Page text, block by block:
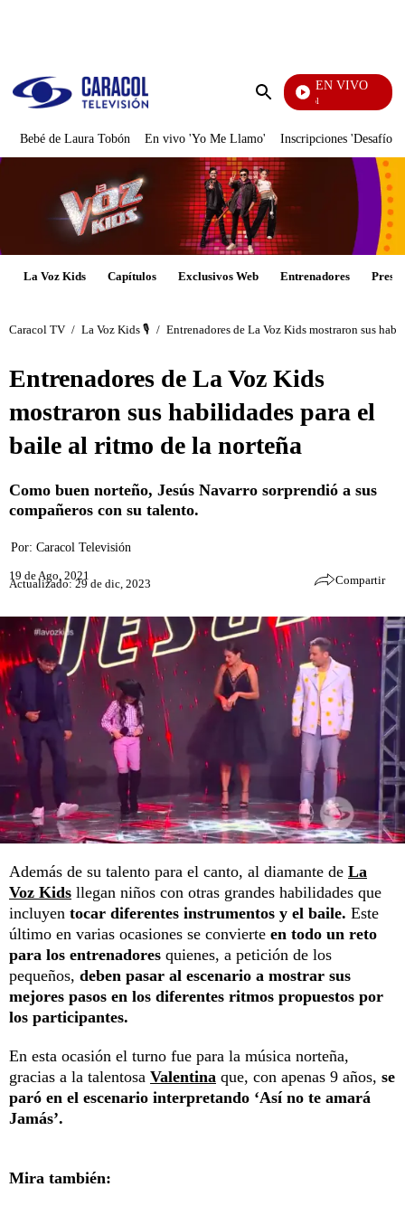
Enviar
EN VIVO
Noticias Caracol
Bebé de Laura Tobón En vivo 'Yo Me Llamo' Inscripciones 'Desafío'
La Voz Kids Capítulos Exclusivos Web Entrenadores
Caracol TV / La Voz Kids 🎙️ / Entrenadores de La Voz Kids mostraron sus
Entrenadores de La Voz Kids
mostraron sus habilidades para el
baile al ritmo de la norteña
Como buen norteño, Jesús Navarro sorprendió a sus
compañeros con su talento.
Por: Caracol Televisión
19 de Ago, 2021
Actualizado: 29 de dic, 2023 Compartir
Además de su talento para el canto, al diamante de La
Voz Kids llegan niños con otras grandes habilidades que
incluyen tocar diferentes instrumentos y el baile. Este
último en varias ocasiones se convierte en todo un reto
para los entrenadores quienes, a petición de los
pequeños, deben pasar al escenario a mostrar sus
mejores pasos en los diferentes ritmos propuestos por
los participantes.
En esta ocasión el turno fue para la música norteña,
gracias a la talentosa Valentina que, con apenas 9 años, se
paró en el escenario interpretando ‘Así no te amará
Jamás’.
Mira también: